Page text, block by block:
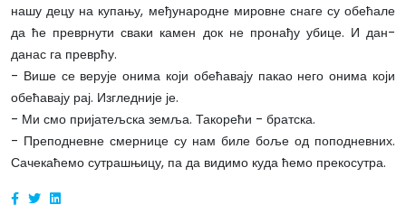
нашу децу на купању, међународне мировне снаге су обећале
да ће преврнути сваки камен док не пронађу убице. И дан-
данас га преврћу.
- Више се верује онима који обећавају пакао него онима који
обећавају рај. Изгледније је.
- Ми смо пријатељска земља. Такорећи - братска.
- Преподневне смернице су нам биле боље од поподневних.
Сачекаћемо сутрашњицу, па да видимо куда ћемо прекосутра.